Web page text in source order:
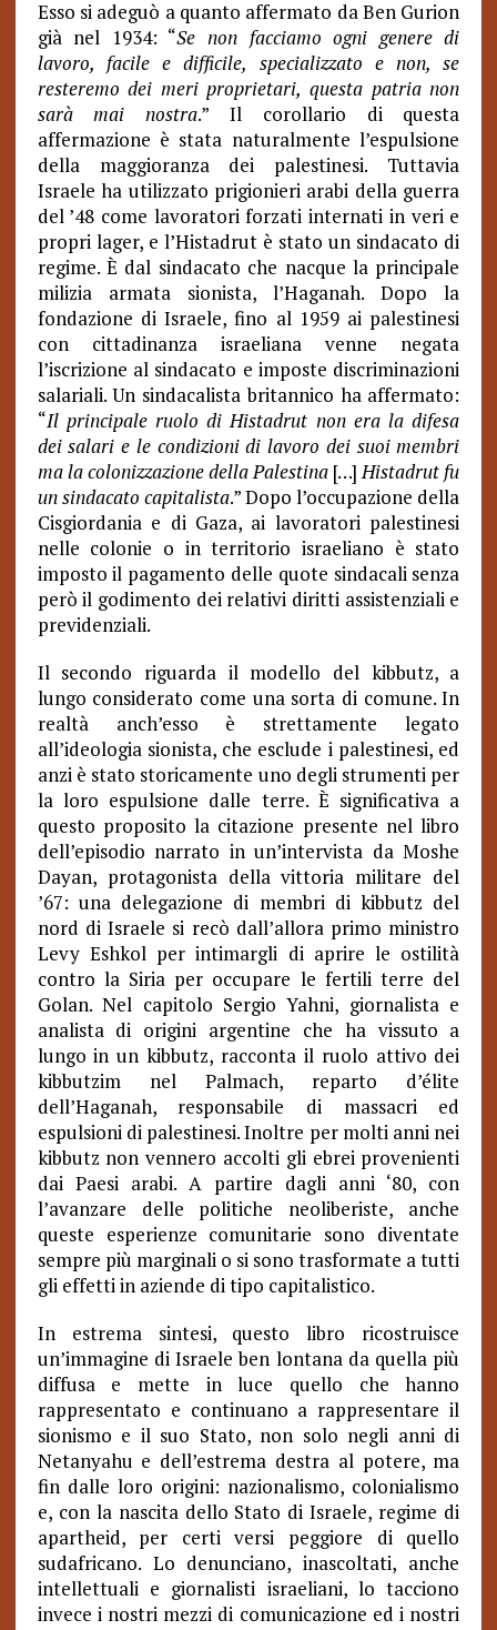
Esso si adeguò a quanto affermato da Ben Gurion
già nel 1934: “Se non facciamo ogni genere di
lavoro, facile e difficile, specializzato e non, se
resteremo dei meri proprietari, questa patria non
sarà mai nostra.” Il corollario di questa
affermazione è stata naturalmente l’espulsione
della maggioranza dei palestinesi. Tuttavia
Israele ha utilizzato prigionieri arabi della guerra
del ’48 come lavoratori forzati internati in veri e
propri lager, e l’Histadrut è stato un sindacato di
regime. È dal sindacato che nacque la principale
milizia armata sionista, l’Haganah. Dopo la
fondazione di Israele, fino al 1959 ai palestinesi
con cittadinanza israeliana venne negata
l’iscrizione al sindacato e imposte discriminazioni
salariali. Un sindacalista britannico ha affermato:
“Il principale ruolo di Histadrut non era la difesa
dei salari e le condizioni di lavoro dei suoi membri
ma la colonizzazione della Palestina […]Histadrut fu
un sindacato capitalista.” Dopo l’occupazione della
Cisgiordania e di Gaza, ai lavoratori palestinesi
nelle colonie o in territorio israeliano è stato
imposto il pagamento delle quote sindacali senza
però il godimento dei relativi diritti assistenziali e
previdenziali.
Il secondo riguarda il modello del kibbutz, a
lungo considerato come una sorta di comune. In
realtà anch’esso è strettamente legato
all’ideologia sionista, che esclude i palestinesi, ed
anzi è stato storicamente uno degli strumenti per
la loro espulsione dalle terre. È significativa a
questo proposito la citazione presente nel libro
dell’episodio narrato in un’intervista da Moshe
Dayan, protagonista della vittoria militare del
’67: una delegazione di membri di kibbutz del
nord di Israele si recò dall’allora primo ministro
Levy Eshkol per intimargli di aprire le ostilità
contro la Siria per occupare le fertili terre del
Golan. Nel capitolo Sergio Yahni, giornalista e
analista di origini argentine che ha vissuto a
lungo in un kibbutz, racconta il ruolo attivo dei
kibbutzim nel Palmach, reparto d’élite
dell’Haganah, responsabile di massacri ed
espulsioni di palestinesi. Inoltre per molti anni nei
kibbutz non vennero accolti gli ebrei provenienti
dai Paesi arabi. A partire dagli anni ‘80, con
l’avanzare delle politiche neoliberiste, anche
queste esperienze comunitarie sono diventate
sempre più marginali o si sono trasformate a tutti
gli effetti in aziende di tipo capitalistico.
In estrema sintesi, questo libro ricostruisce
un’immagine di Israele ben lontana da quella più
diffusa e mette in luce quello che hanno
rappresentato e continuano a rappresentare il
sionismo e il suo Stato, non solo negli anni di
Netanyahu e dell’estrema destra al potere, ma
fin dalle loro origini: nazionalismo, colonialismo
e, con la nascita dello Stato di Israele, regime di
apartheid, per certi versi peggiore di quello
sudafricano. Lo denunciano, inascoltati, anche
intellettuali e giornalisti israeliani, lo tacciono
invece i nostri mezzi di comunicazione ed i nostri